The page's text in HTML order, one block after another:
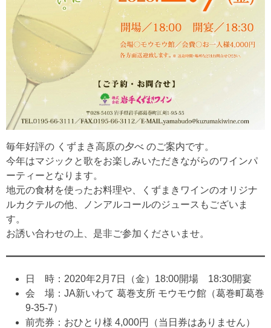
毎年好評の くずまき高原の夕べ のご案内です。
今年はマジックと歌をお楽しみいただきながらのワインパ
ーティーとなります。
地元の食材を使ったお料理や、くずまきワインのオリジナ
ルカクテルの他、ノンアルコールのジュースもございま
す。
お誘い合わせの上、是非ご参加くださいませ。
日 時：2020年2月7日（金）18:00開場 18:30開宴
会 場：JA新いわて 葛巻支所 モウモウ館（葛巻町葛巻
9-35-7）
前売券：おひとり様 4,000円（当日券はありません）